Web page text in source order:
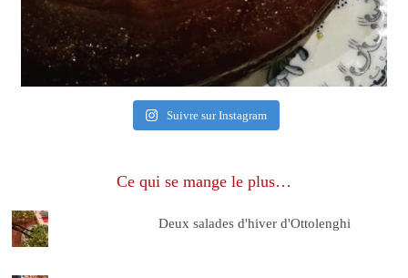
Suivre sur Instagram
Ce qui se mange le plus…
Deux salades d'hiver d'Ottolenghi